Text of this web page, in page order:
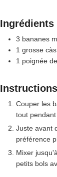
Ingrédients
3 bananes
1 grosse càs
1 poignée
Instructions
Couper les
tout
Juste avant
préférence
Mixer
petits bols